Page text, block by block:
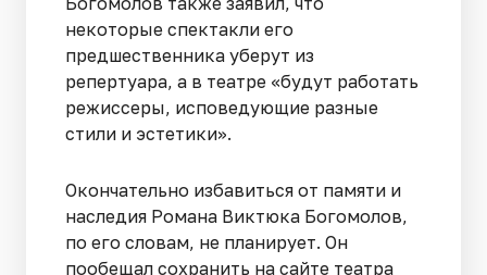
некоторые спектакли его
предшественника уберут из
репертуара, а в театре «будут работать
режиссеры, исповедующие разные
стили и эстетики».
Окончательно избавиться от памяти и
наследия Романа Виктюка Богомолов,
по его словам, не планирует. Он
пообещал сохранить на сайте театра